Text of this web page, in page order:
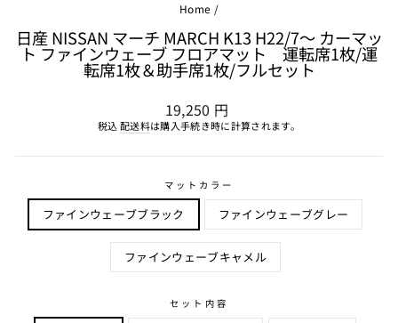
Home /
日産 NISSAN マーチ MARCH K13 H22/7～ カーマッ
ト ファインウェーブ フロアマット 運転席1枚/運
転席1枚＆助手席1枚/フルセット
通
常
格
19,250 円
税込配送料は購入手続き時に計算されます。
マットカラー
ファインウェーブブラック ファインウェーブグレー
ファインウェーブキャメル
セット内容